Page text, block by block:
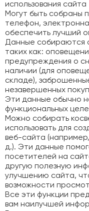
использования сайта
Могут быть собраны
телефон,
обеспечить лучший
Данные собираются
таких как:
предупреждения о
наличии (для
складе),
незавершенных
Эти данные обычно
функциональных
Можно собирать
использовать для
веб-сайта
д.). Эти данные
посетителей на
другую полезную
улучшению сайта,
возможности
Все эти функции
вам наилучшей